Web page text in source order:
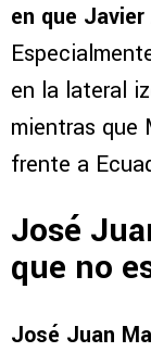
en que
en la lateral
mientras que
frente a
José
que no
José Juan